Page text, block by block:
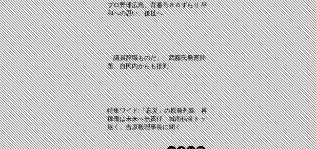
プロ野球広島、背番号８６ずらり 平
和への思い、後世へ
「議員辞職ものだ」 武藤氏発言問
題、自民内からも批判
特集ワイド:「忘災」の原発列島 再
稼働は未来へ無責任 城南信金トップ
退く、吉原毅理事長に聞く